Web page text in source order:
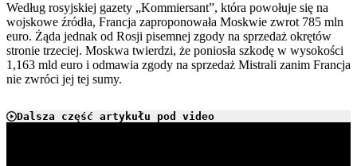
Według rosyjskiej gazety „Kommiersant”, która powołuje się na
wojskowe źródła, Francja zaproponowała Moskwie zwrot 785 mln
euro. Żąda jednak od Rosji pisemnej zgody na sprzedaż okrętów
stronie trzeciej. Moskwa twierdzi, że poniosła szkodę w wysokości
1,163 mld euro i odmawia zgody na sprzedaż Mistrali zanim Francja
nie zwróci jej tej sumy.
Dalsza część artykułu pod video